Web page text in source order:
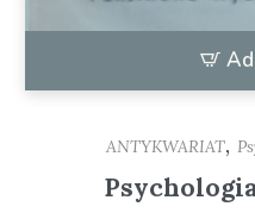
ANTYKWARIAT,